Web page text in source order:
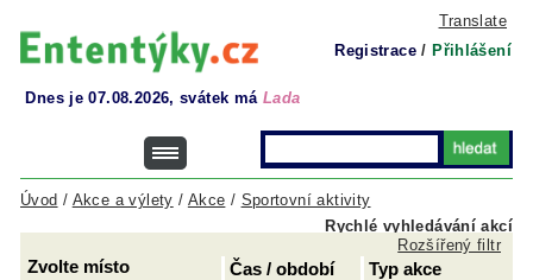
Translate
Registrace / Přihlášení
Dnes je 07.08.2026, svátek má Lada
Rychlé vyhledávání akcí
Úvod / Akce a výlety / Akce / Sportovní aktivity
Zvolte místo Čas / období Typ akce
Rozšířený filtr